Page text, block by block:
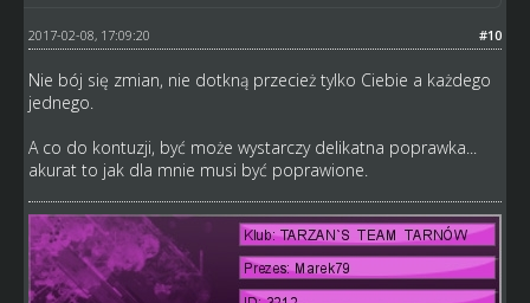
#10
2017-02-08, 17:09:20
Nie bój się zmian, nie dotkną przecież tylko Ciebie a każdego
jednego.
A co do kontuzji, być może wystarczy delikatna poprawka...
akurat to jak dla mnie musi być poprawione.